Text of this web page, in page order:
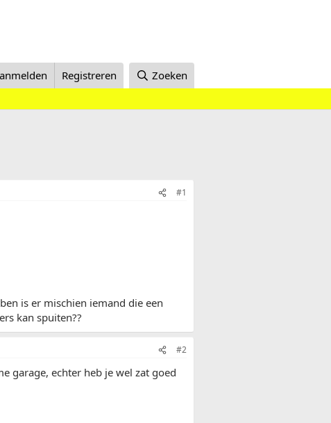
Registreren Zoeken
#1
is er mischien iemand die een
kan spuiten??
#2
garage, echter heb je wel zat goed